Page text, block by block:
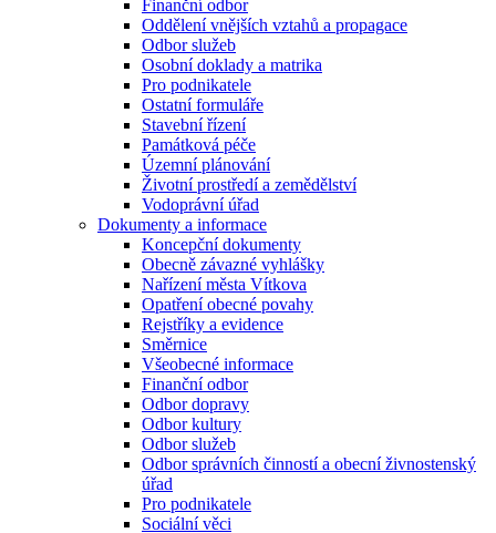
Finanční odbor
Oddělení vnějších vztahů a propagace
Odbor služeb
Osobní doklady a matrika
Pro podnikatele
Ostatní formuláře
Stavební řízení
Památková péče
Územní plánování
Životní prostředí a zemědělství
Vodoprávní úřad
Dokumenty a informace
Koncepční dokumenty
Obecně závazné vyhlášky
Nařízení města Vítkova
Opatření obecné povahy
Rejstříky a evidence
Směrnice
Všeobecné informace
Finanční odbor
Odbor dopravy
Odbor kultury
Odbor služeb
Odbor správních činností a obecní živnostenský
úřad
Pro podnikatele
Sociální věci